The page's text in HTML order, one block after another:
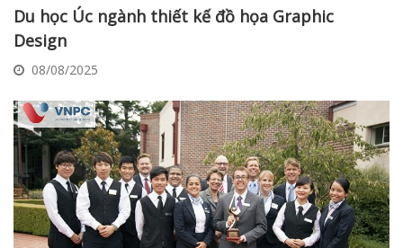
Du học Úc ngành thiết kế đồ họa Graphic
Design
08/08/2025